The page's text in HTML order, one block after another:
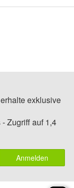
exklusive
Zugriff auf 1,4
Anmelden